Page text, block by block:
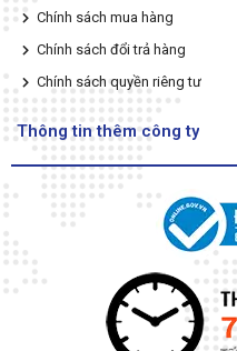
Chính sách mua hàng
Chính sách đổi trả hàng
Chính sách quyền riêng tư
Thông tin thêm công ty